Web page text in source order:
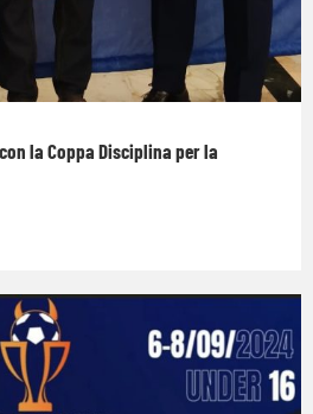
la Coppa Disciplina per la